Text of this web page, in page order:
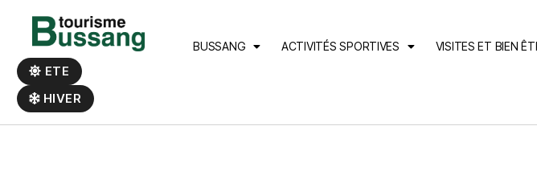
ETE
HIVER
BUSSANG ACTIVITÉS SPORTIVES VISITES ET BIEN